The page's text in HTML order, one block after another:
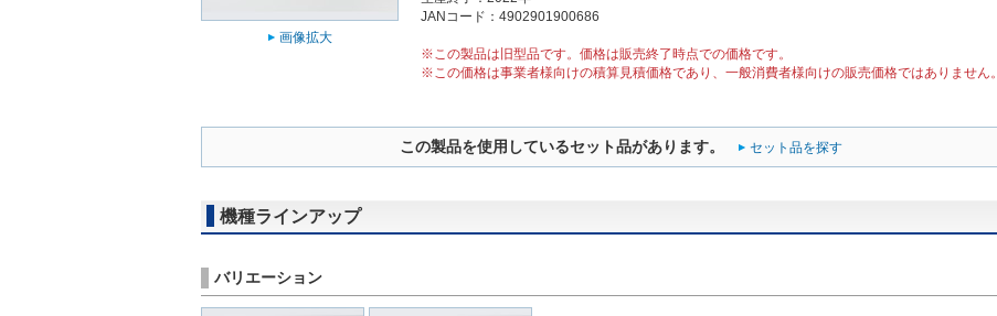
画像拡大
JANコード：4902901900686
※この製品は旧型品です。価格は販売終了時点での価格です。
※この価格は事業者様向けの積算見積価格であり、一般消費者様向けの販売価格ではありません。
この製品を使用しているセット品があります。 セット品を探す
機種ラインアップ
バリエーション